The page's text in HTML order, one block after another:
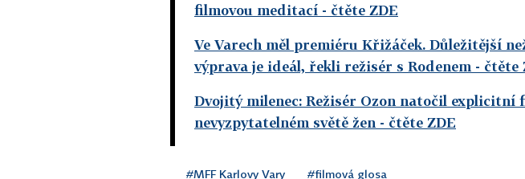
filmovou meditací - čtěte ZDE
Ve Varech měl premiéru Křižáček. Důležitější
výprava je ideál, řekli režisér s Rodenem - čtěte
Dvojitý milenec: Režisér Ozon natočil explicitní
nevyzpytatelném světě žen - čtěte ZDE
#MFF Karlovy Vary #filmová glosa